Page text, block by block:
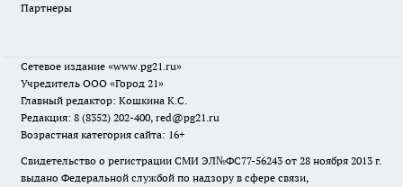
Партнеры
Сетевое издание «www.pg21.ru»
Учредитель ООО «Город 21»
Главный редактор: Кошкина К.С.
Редакция: 8 (8352) 202-400, red@pg21.ru
Возрастная категория сайта: 16+
Свидетельство о регистрации СМИ ЭЛ№ФС77-56243 от 28 ноября 2013 г.
выдано Федеральной службой по надзору в сфере связи,